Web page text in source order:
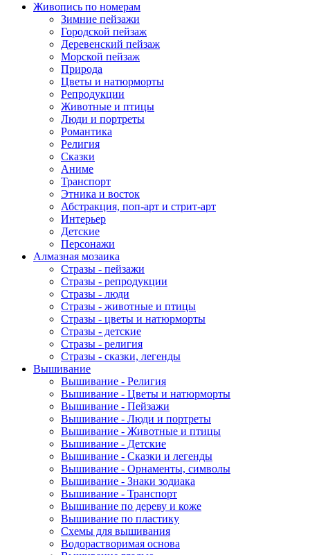
Живопись по номерам
Зимние пейзажи
Городской пейзаж
Деревенский пейзаж
Морской пейзаж
Природа
Цветы и натюрморты
Репродукции
Животные и птицы
Люди и портреты
Романтика
Религия
Сказки
Аниме
Транспорт
Этника и восток
Абстракция, поп-арт и стрит-арт
Интерьер
Детские
Персонажи
Алмазная мозаика
Стразы - пейзажи
Стразы - репродукции
Стразы - люди
Стразы - животные и птицы
Стразы - цветы и натюрморты
Стразы - детские
Стразы - религия
Стразы - сказки, легенды
Вышивание
Вышивание - Религия
Вышивание - Цветы и натюрморты
Вышивание - Пейзажи
Вышивание - Люди и портреты
Вышивание - Животные и птицы
Вышивание - Детские
Вышивание - Сказки и легенды
Вышивание - Орнаменты, символы
Вышивание - Знаки зодиака
Вышивание - Транспорт
Вышивание по дереву и коже
Вышивание по пластику
Схемы для вышивания
Водорастворимая основа